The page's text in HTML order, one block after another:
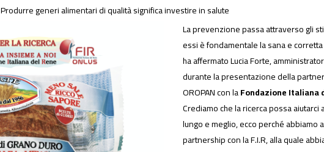
Produrre generi alimentari di qualità significa investire in salute
La prevenzione passa attraverso gli
essi è fondamentale la sana e
ha affermato Lucia Forte,
durante la presentazione della
OROPAN con laFondazione Italiana
Crediamo che la ricerca possa aiutarci
lungo e meglio, ecco perché abbiamo
partnership con la F.I.R, alla quale